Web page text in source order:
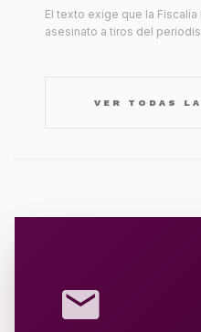
El texto exige que la
asesinato a tiros del
VER TODAS
mail